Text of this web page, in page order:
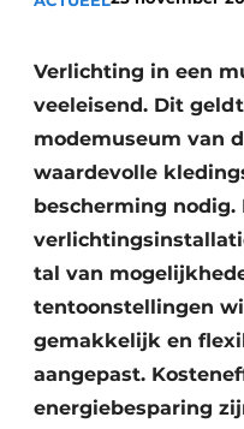
Warmtepompen
Verlichting in een
veeleisend. Dit
modemuseum van
waardevolle
bescherming nodig.
tal van
tentoonstellingen
gemakkelijk en
aangepast.
energiebesparing